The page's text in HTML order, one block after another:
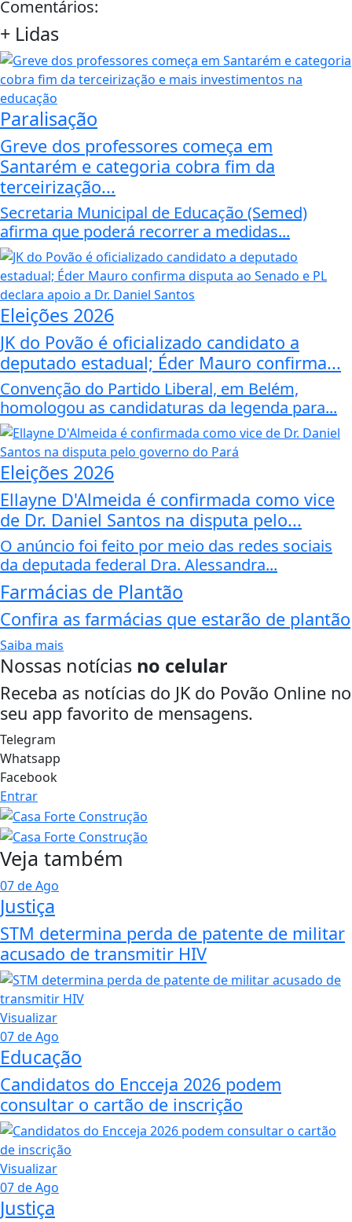
Comentários:
+ Lidas
Paralisação
Greve dos professores começa em
Santarém e categoria cobra fim da
terceirização...
Secretaria Municipal de Educação (Semed)
afirma que poderá recorrer a medidas...
Eleições 2026
JK do Povão é oficializado candidato a
deputado estadual; Éder Mauro confirma...
Convenção do Partido Liberal, em Belém,
homologou as candidaturas da legenda para...
Eleições 2026
Ellayne D'Almeida é confirmada como vice
de Dr. Daniel Santos na disputa pelo...
O anúncio foi feito por meio das redes sociais
da deputada federal Dra. Alessandra...
Farmácias de Plantão
Confira as farmácias que estarão de plantão
Saiba mais
Nossas notícias no celular
Receba as notícias do JK do Povão Online no
seu app favorito de mensagens.
Telegram
Whatsapp
Facebook
Entrar
Veja também
07 de Ago
Justiça
STM determina perda de patente de militar
acusado de transmitir HIV
Visualizar
07 de Ago
Educação
Candidatos do Encceja 2026 podem
consultar o cartão de inscrição
Visualizar
07 de Ago
Justiça